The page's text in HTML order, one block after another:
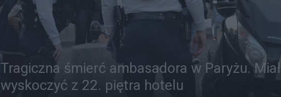
Tragiczna śmierć ambasadora w Paryżu. Miał
wyskoczyć z 22. piętra hotelu